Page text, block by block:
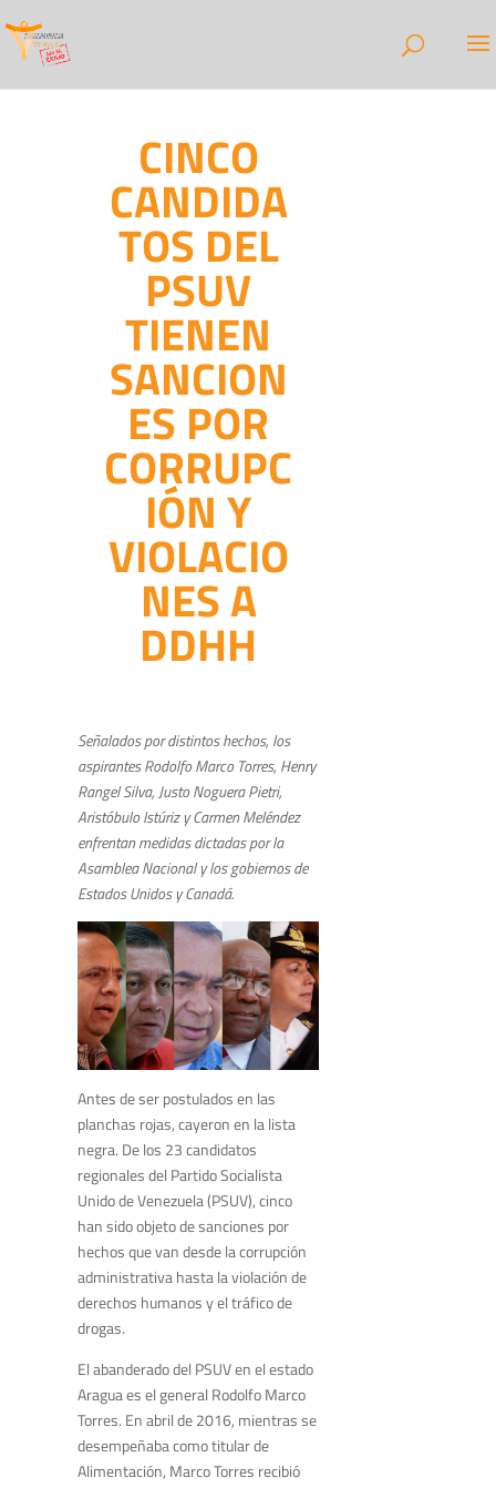
CINCO
CANDIDA
TOS DEL
PSUV
TIENEN
SANCION
ES POR
CORRUPC
IÓN Y
VIOLACIO
NES A
DDHH
Señalados por distintos hechos, los
aspirantes Rodolfo Marco Torres, Henry
Rangel Silva, Justo Noguera Pietri,
Aristóbulo Istúriz y Carmen Meléndez
enfrentan medidas dictadas por la
Asamblea Nacional y los gobiernos de
Estados Unidos y Canadá.
Antes de ser postulados en las
planchas rojas, cayeron en la lista
negra. De los 23 candidatos
regionales del Partido Socialista
Unido de Venezuela (PSUV), cinco
han sido objeto de sanciones por
hechos que van desde la corrupción
administrativa hasta la violación de
derechos humanos y el tráfico de
drogas.
El abanderado del PSUV en el estado
Aragua es el general Rodolfo Marco
Torres. En abril de 2016, mientras se
desempeñaba como titular de
Alimentación, Marco Torres recibió